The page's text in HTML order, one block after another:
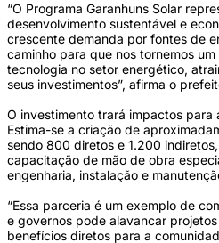
“O Programa Garanhuns Solar
desenvolvimento sustentável e
crescente demanda por fontes de
caminho para que nos tornemos
tecnologia no setor energético,
seus investimentos”, afirma o
O investimento trará impactos para
Estima-se a criação de
sendo 800 diretos e 1.200
capacitação de mão de obra
engenharia, instalação e
“Essa parceria é um exemplo de
e governos pode alavancar
benefícios diretos para a